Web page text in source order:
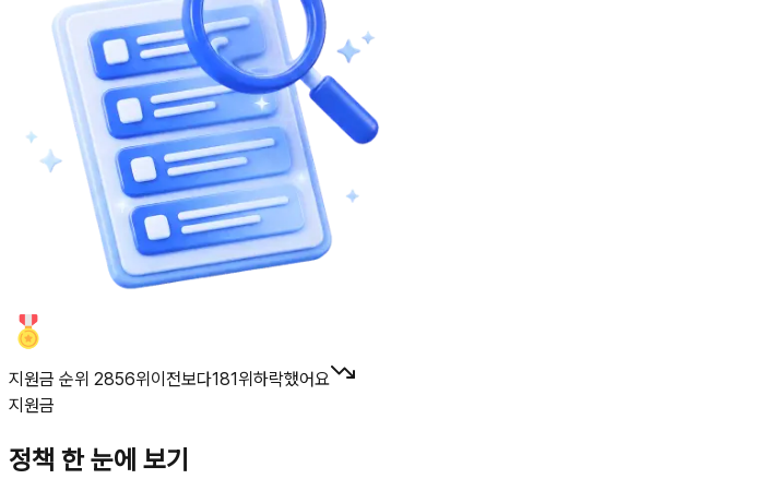
지원금 순위 2856위이전보다181위하락했어요
지원금
정책 한 눈에 보기